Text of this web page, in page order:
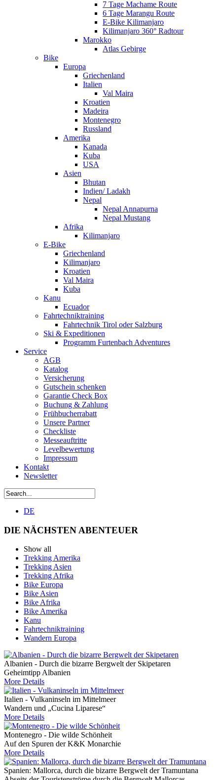
7 Tage Machame Route
6 Tage Marangu Route
E-Bike Kilimanjaro
Kilimanjaro 360° Radtour
Marokko
Atlas Gebirge
Bike
Europa
Griechenland
Italien
Val Maira
Kroatien
Madeira
Montenegro
Russland
Amerika
Kanada
Kuba
USA
Asien
Bhutan
Indien/ Ladakh
Nepal
Nepal Annapurna
Nepal Mustang
Afrika
Kilimanjaro
E-Bike
Griechenland
Kilimanjaro
Kroatien
Val Maira
Kuba
Kanu
Ecuador
Fahrtechniktraining
Fahrtechnik Tirol oder Salzburg
Ski & Expeditionen
Programm Furtenbach Adventures
Service
AGB
Katalog
Versicherung
Gutschein schenken
Garantie Check Box
Buchung & Zahlung
Frühbucherrabatt
Unsere Partner
Checkliste
Messeauftritte
Levelbewertung
Impressum
Kontakt
Newsletter
DE
DIE NÄCHSTEN ABENTEUER
Show all
Trekking Amerika
Trekking Asien
Trekking Afrika
Bike Europa
Bike Asien
Bike Afrika
Bike Amerika
Kanu
Fahrtechniktraining
Wandern Europa
Albanien - Durch die bizarre Bergwelt der Skipetaren
Geheimtipp Albanien
More Details
Italien - Vulkaninseln im Mittelmeer
Wandern und „Cucina Liparese“
More Details
Montenegro - Die wilde Schönheit
Auf den Spuren der K&K Monarchie
More Details
Spanien: Mallorca, durch die bizarre Bergwelt der Tramuntana